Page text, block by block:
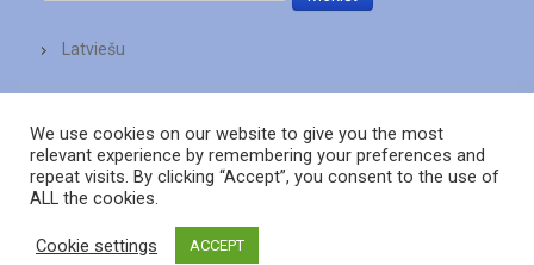
Latviešu
We use cookies on our website to give you the most
relevant experience by remembering your preferences and
repeat visits. By clicking “Accept”, you consent to the use of
ALL the cookies.
Cookie settings ACCEPT